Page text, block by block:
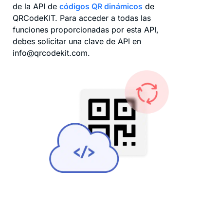
de la API de códigos QR dinámicos de
QRCodeKIT. Para acceder a todas las
funciones proporcionadas por esta API,
debes solicitar una clave de API en
info@qrcodekit.com.